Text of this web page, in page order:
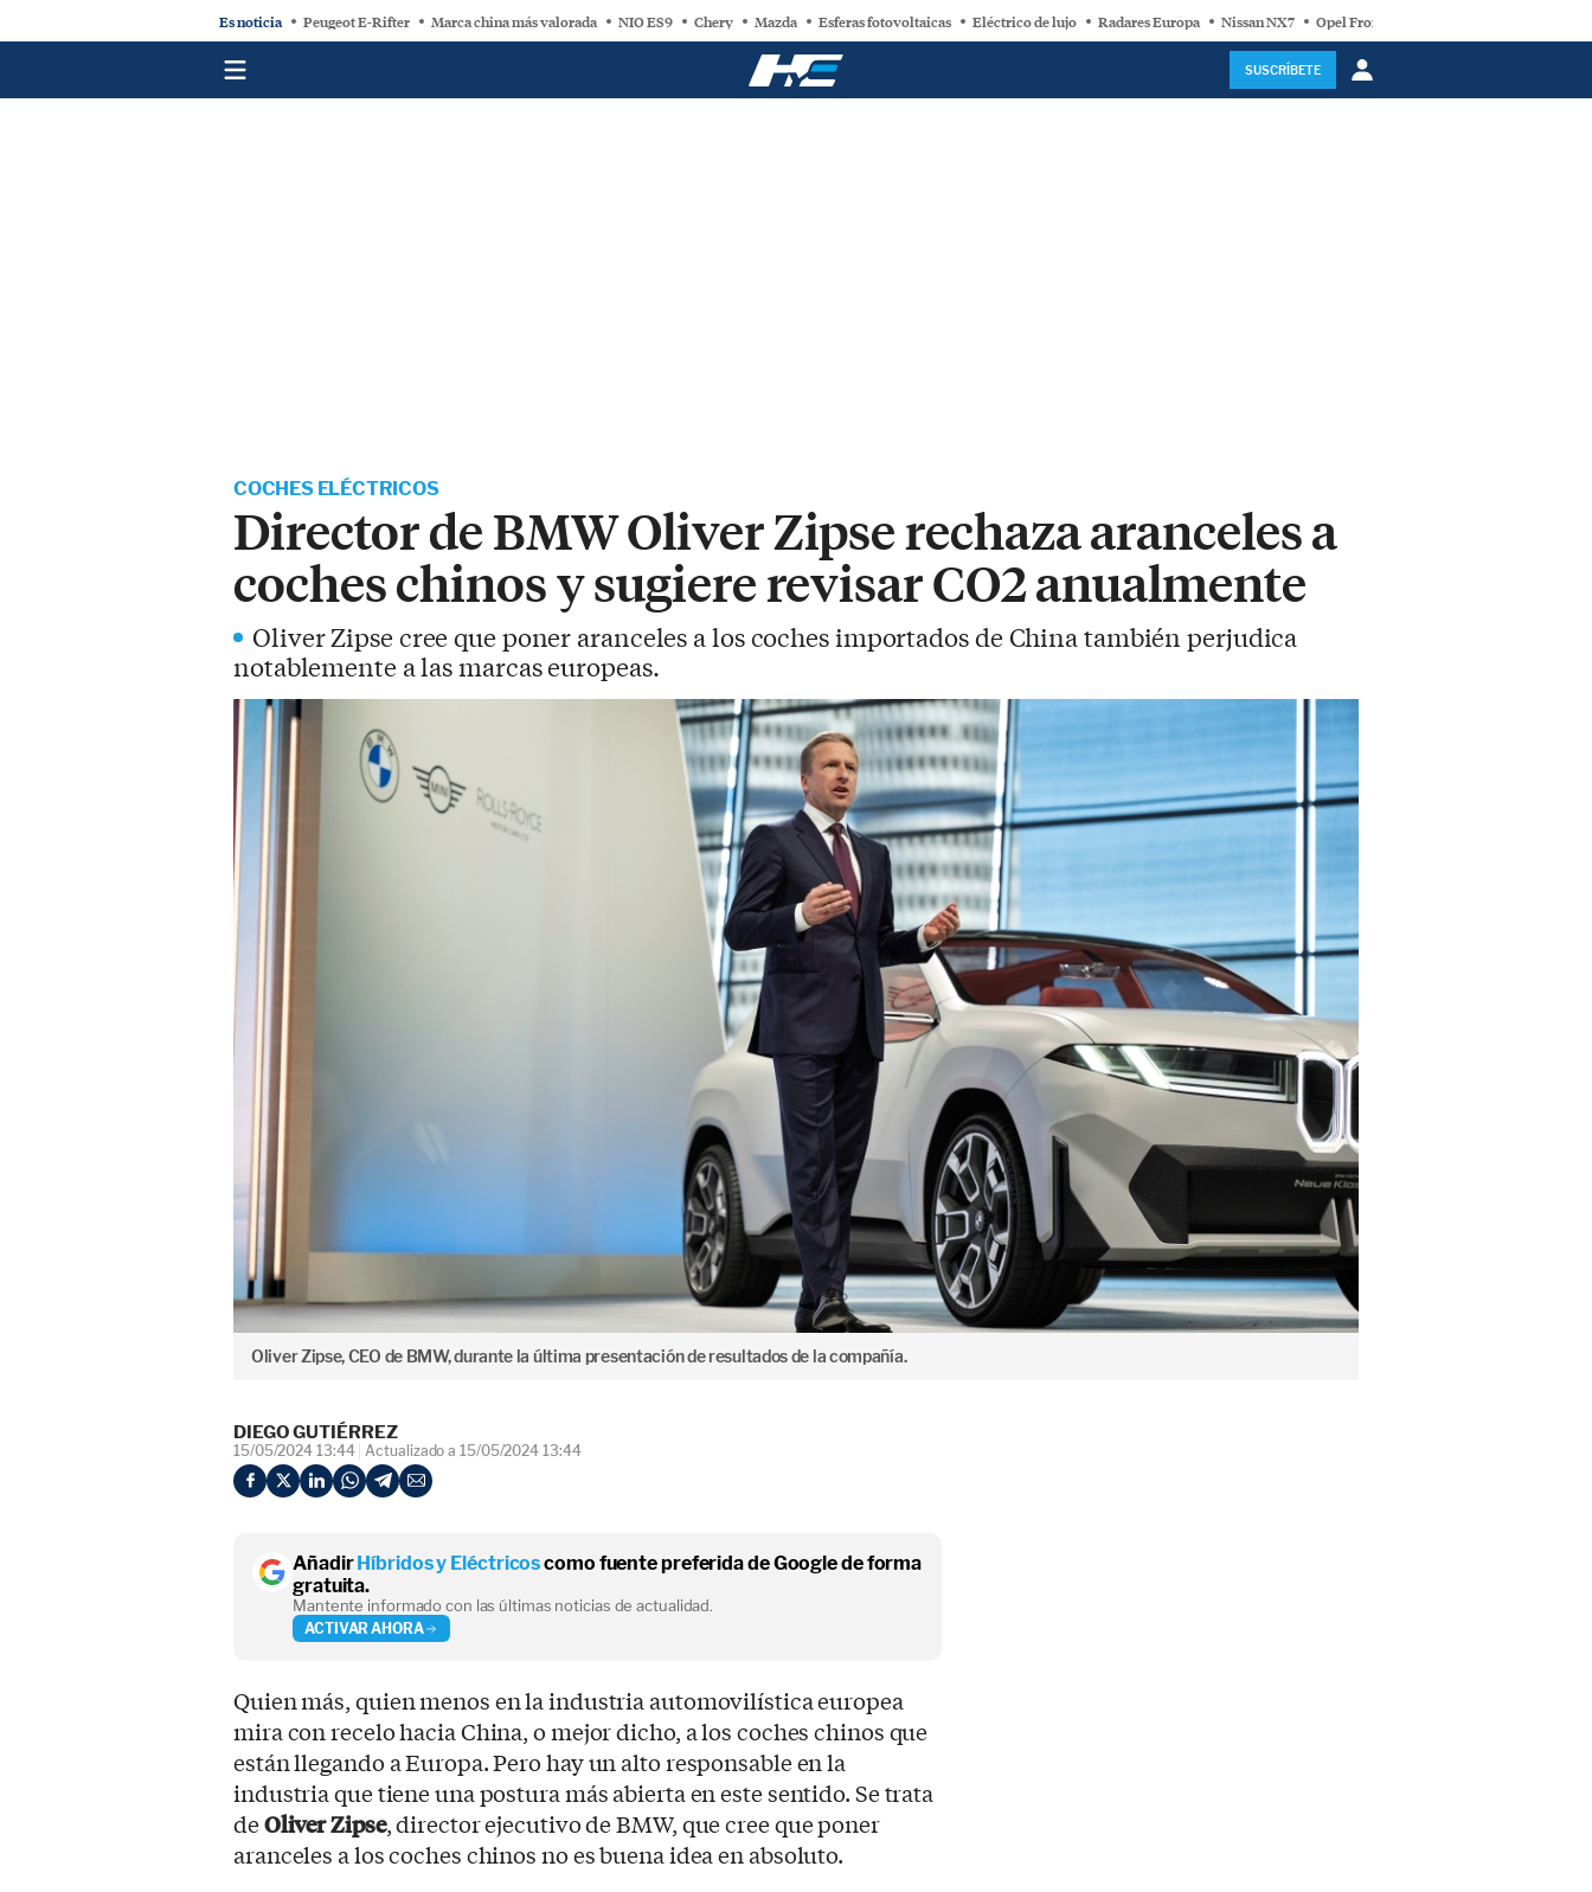
Es noticia Peugeot E-Rifter Marca china más valorada NIO ES9 Chery Mazda Esferas fotovoltaicas Eléctrico de lujo Radares Europa Nissan NX7 Opel Frontera Electric
SUSCRÍBETE
COCHES ELÉCTRICOS
Director de BMW Oliver Zipse rechaza aranceles a
coches chinos y sugiere revisar CO2 anualmente
Oliver Zipse cree que poner aranceles a los coches importados de China también perjudica
notablemente a las marcas europeas.
Oliver Zipse, CEO de BMW, durante la última presentación de resultados de la compañía.
DIEGO GUTIÉRREZ
15/05/2024 13:44 Actualizado a 15/05/2024 13:44
Añadir Híbridos y Eléctricoscomo fuente preferida de Google de forma
gratuita.
Mantente informado con las últimas noticias de actualidad.
ACTIVAR AHORA
Quien más, quien menos en la industria automovilística europea
mira con recelo hacia China, o mejor dicho, a los coches chinos que
están llegando a Europa. Pero hay un alto responsable en la
industria que tiene una postura más abierta en este sentido. Se trata
deOliver Zipse, director ejecutivo de BMW, que cree que poner
aranceles a los coches chinos no es buena idea en absoluto.